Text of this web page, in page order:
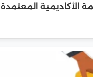
الأكاديمية المعتمدة